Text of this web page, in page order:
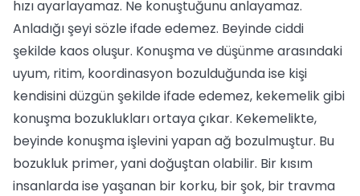
hızı ayarlayamaz. Ne konuştuğunu anlayamaz.
Anladığı şeyi sözle ifade edemez. Beyinde ciddi
şekilde kaos oluşur. Konuşma ve düşünme arasındaki
uyum, ritim, koordinasyon bozulduğunda ise kişi
kendisini düzgün şekilde ifade edemez, kekemelik gibi
konuşma bozuklukları ortaya çıkar. Kekemelikte,
beyinde konuşma işlevini yapan ağ bozulmuştur. Bu
bozukluk primer, yani doğuştan olabilir. Bir kısım
insanlarda ise yaşanan bir korku, bir şok, bir travma